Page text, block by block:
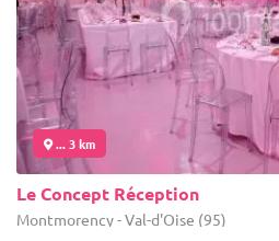
... 3 km
Le Concept Réception
Montmorency - Val-d'Oise (95)